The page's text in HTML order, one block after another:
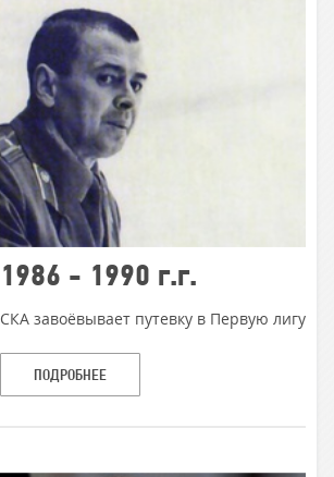
1986 - 1990 г.г.
СКА завоёвывает путевку в Первую лигу
ПОДРОБНЕЕ